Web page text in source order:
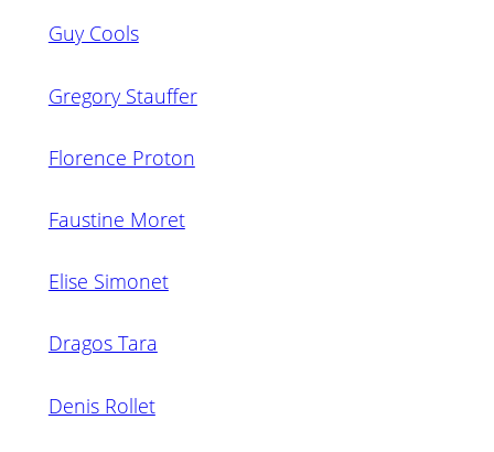
Guy Cools
Gregory Stauffer
Florence Proton
Faustine Moret
Elise Simonet
Dragos Tara
Denis Rollet